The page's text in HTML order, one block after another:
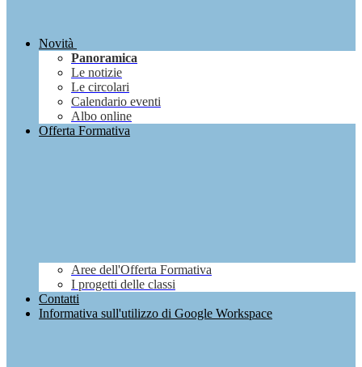
Novità
Panoramica
Le notizie
Le circolari
Calendario eventi
Albo online
Offerta Formativa
Aree dell'Offerta Formativa
I progetti delle classi
Contatti
Informativa sull'utilizzo di Google Workspace